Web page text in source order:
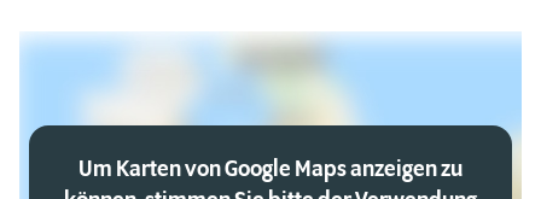
Um Karten von Google Maps anzeigen zu